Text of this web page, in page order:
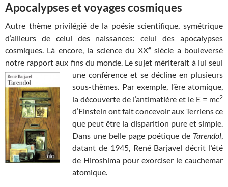
Apocalypses et voyages cosmiques
Autre thème privilégié de la poésie scientifique, symétrique
d’ailleurs de celui des naissances: celui des apocalypses
cosmiques. Là encore, la science du XXesiècle a bouleversé
notre rapport aux fins du monde. Le sujet mériterait à lui seul
une conférence et se décline en plusieurs
sous-thèmes. Par exemple, l’ère atomique,
la découverte de l’antimatière et le E = mc2
d’Einstein ont fait concevoir aux Terriens ce
que peut être la disparition pure et simple.
Dans une belle page poétique de Tarendol,
datant de 1945, René Barjavel décrit l’été
de Hiroshima pour exorciser le cauchemar
atomique.